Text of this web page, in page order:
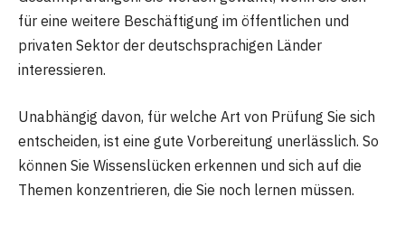
für eine weitere Beschäftigung im öffentlichen und
privaten Sektor der deutschsprachigen Länder
interessieren.
Unabhängig davon, für welche Art von Prüfung Sie sich
entscheiden, ist eine gute Vorbereitung unerlässlich. So
können Sie Wissenslücken erkennen und sich auf die
Themen konzentrieren, die Sie noch lernen müssen.